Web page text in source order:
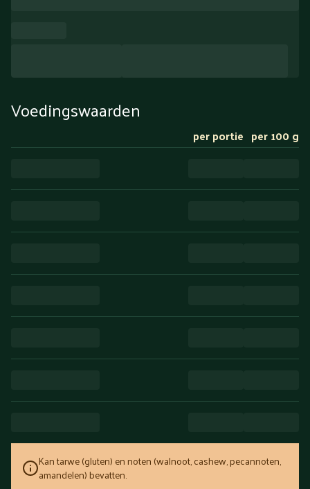
Voedingswaarden
per portie per 100 g
Kan tarwe (gluten) en noten (walnoot, cashew, pecannoten,
amandelen) bevatten.